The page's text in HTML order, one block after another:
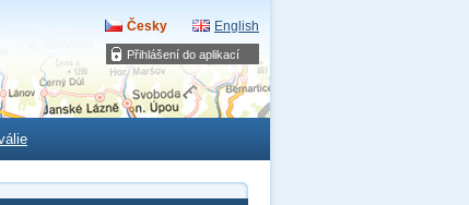
Přihlášení do aplikací
Česky English